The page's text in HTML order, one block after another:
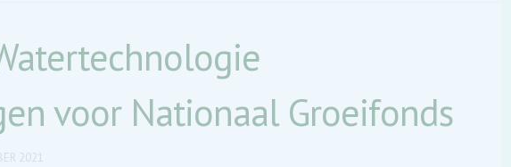
voor Nationaal Groeifonds
2021